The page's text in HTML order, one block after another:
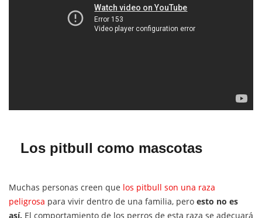
Los pitbull como mascotas
Muchas personas creen que los pitbull son una raza
peligrosa para vivir dentro de una familia, pero esto no es
así. El comportamiento de los perros de esta raza se adecuará